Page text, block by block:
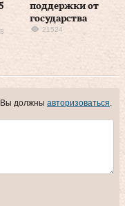
поддержки от
государства
21524
Вы должны авторизоваться.